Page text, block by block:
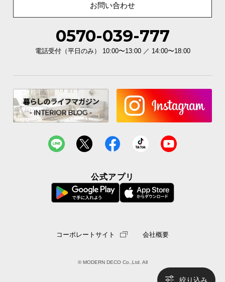
絞り込み
お問い合わせ
0570-039-777
電話受付（平日のみ） 10:00〜13:00 ／ 14:00〜18:00
公式アプリ
コーポレートサイト 会社概要
© MODERN DECO Co.,Ltd. All